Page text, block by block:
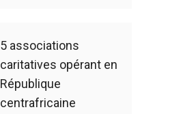
5 associations
caritatives opérant en
République
centrafricaine